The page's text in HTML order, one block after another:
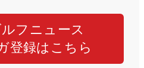
フニュース
登録はこちら